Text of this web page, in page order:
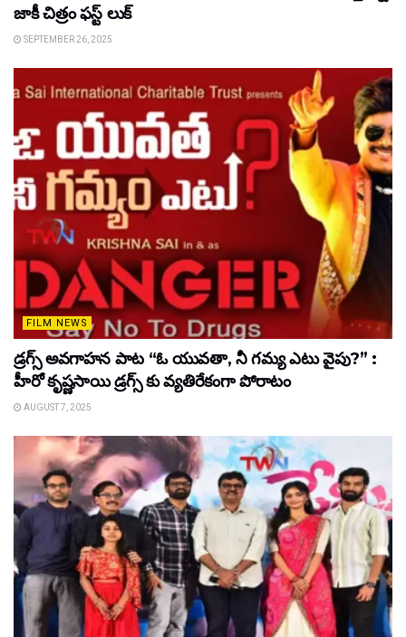
జాకీ చిత్రం ఫస్ట్ లుక్
SEPTEMBER 26, 2025
FILM NEWS
డ్రగ్స్ అవగాహన పాట “ఓ యువతా, నీ గమ్య ఎటు వైపు?” :
హీరో కృష్ణసాయి డ్రగ్స్ కు వ్యతిరేకంగా పోరాటం
AUGUST 7, 2025